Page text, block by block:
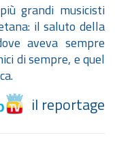
grandi musicisti
il saluto della
aveva sempre
di sempre, e quel
il reportage